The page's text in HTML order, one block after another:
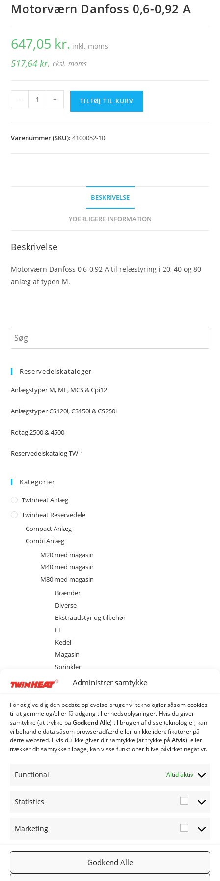
Administrer samtykke
For at give dig den bedste oplevelse bruger vi teknologier såsom cookies
til at gemme og/eller få adgang til enhedsoplysninger. Hvis du giver
samtykke (at trykke på Godkend Alle) til brugen af ​​disse teknologier, kan
vi behandle data såsom browseradfærd eller unikke identifikatorer på
dette websted. Hvis du ikke giver dit samtykke (at trykke på Afvis) eller
trækker dit samtykke tilbage, kan visse funktioner blive påvirket negativt.
Functional Altid aktiv
Statistics
Marketing
Godkend Alle
Motorværn Danfoss 0,6-0,92 A
647,05 kr. inkl. moms
517,64kr. eksl. moms
Motorværn
Danfoss
- + TILFØJ TIL KURV
Varenummer (SKU):4100052-10
BESKRIVELSE
YDERLIGERE INFORMATION
Beskrivelse
Motorværn Danfoss 0,6-0,92 A til relæstyring i 20, 40 og 80
anlæg af typen M.
Reservedelskataloger
Anlægstyper M, ME, MCS & Cpi12
Anlægstyper CS120i, CS150i & CS250i
Rotag 2500 & 4500
Reservedelskatalog TW-1
Kategorier
Twinheat Anlæg
Twinheat Reservedele
Compact Anlæg
Combi Anlæg
M20 med magasin
M40 med magasin
M80 med magasin
Brænder
Diverse
Ekstraudstyr og tilbehør
EL
Kedel
Magasin
Sprinkler
MCS 20 med cellesluse
MCS 40 med cellesluse
MCS 80 med cellesluse
ME 20 med spjældhus
ME 40 med spjældhus
ME 80 med spjældhus
Industri Anlæg
T
Facebook
Gå til
Twinheat.
NYHEDSB
nyhedsbr